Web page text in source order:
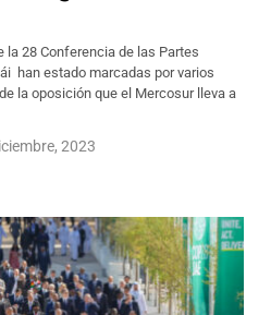
la 28 Conferencia de las Partes
han estado marcadas por varios
la oposición que el Mercosur lleva a
2023